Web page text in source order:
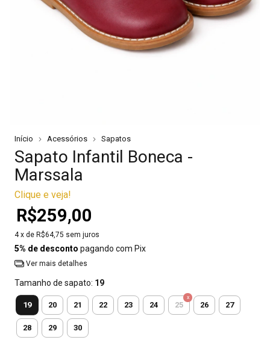
Início Acessórios Sapatos
Sapato Infantil Boneca -
Marssala
Clique e veja!
R$259,00
4 x de R$64,75 sem juros
5% de desconto pagando com Pix
Ver mais detalhes
Tamanho de sapato: 19
19 20 21 22 23 24 25 26 27
28 29 30